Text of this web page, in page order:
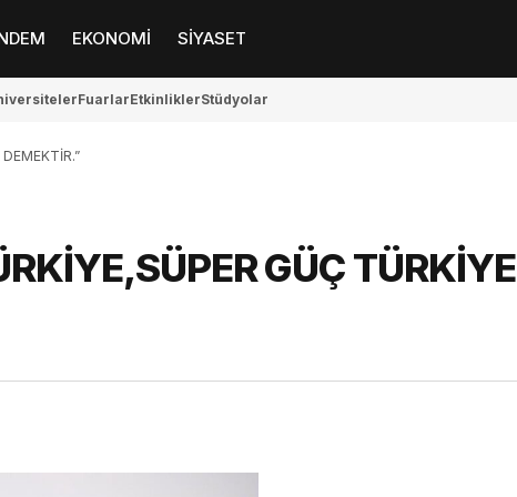
EKONOMİ SİYASET
FuarlarEtkinliklerStüdyolar
GÜÇ TÜRKİYE